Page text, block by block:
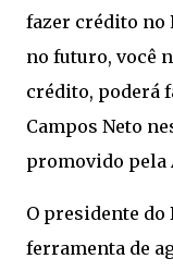
fazer crédito no
no futuro, você
crédito, poderá
Campos Neto
promovido pela
O presidente do
ferramenta de